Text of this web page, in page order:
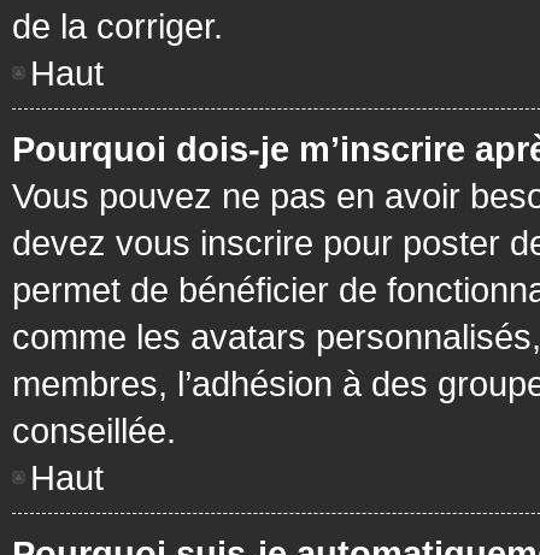
de la corriger.
Haut
Pourquoi dois-je m’inscrire
Vous pouvez ne pas en avoir
devez vous inscrire pour poster
permet de bénéficier de
comme les avatars
membres, l’adhésion à des
conseillée.
Haut